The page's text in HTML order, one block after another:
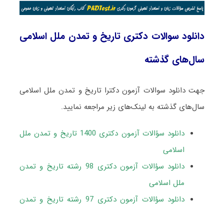
دانلود سوالات دکتری تاریخ و تمدن ملل اسلامی
سال‌های گذشته
جهت دانلود سوالات آزمون دکترا تاریخ و تمدن ملل اسلامی
سال‌های گذشته به لینک‌های زیر مراجعه نمایید.
دانلود سؤالات آزمون دکتری 1400 تاریخ و تمدن ملل
اسلامی
دانلود سؤالات آزمون دکتری 98 رشته تاریخ و تمدن
ملل اسلامی
دانلود سؤالات آزمون دکتری 97 رشته تاریخ و تمدن